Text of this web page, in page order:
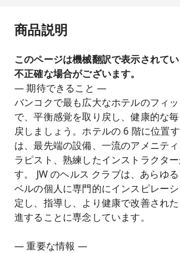
商品説明
このページは機械翻訳で表示されて
不正確な場合がございます。
— 期待できること —
バンコクで最も広大なホテルのフィ
で、平衡感覚を取り戻し、健康的な
戻しましょう。ホテルの 6 階に位置
は、最先端の設備、一流のアメニテ
ラピスト、熟練したインストラクタ
す。 JW のヘルス クラブは、あらゆ
ベルの個人に専門的にインスピレー
定し、指導し、より健康で改善され
進することに専念しています。
— 重要な情報 —